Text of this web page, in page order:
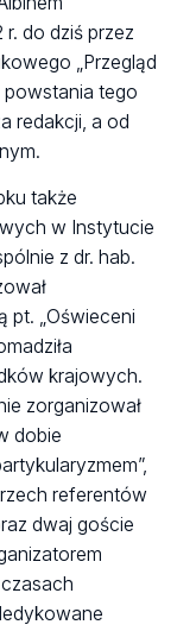
do dziś przez
„Przegląd
powstania tego
redakcji, a od
także
w Instytucie
z dr. hab.
pt. „Oświeceni
krajowych.
zorganizował
dobie
referentów
dwaj goście